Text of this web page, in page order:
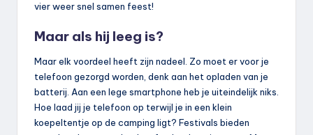
vier weer snel samen feest!
Maar als hij leeg is?
Maar elk voordeel heeft zijn nadeel. Zo moet er voor je
telefoon gezorgd worden, denk aan het opladen van je
batterij. Aan een lege smartphone heb je uiteindelijk niks.
Hoe laad jij je telefoon op terwijl je in een klein
koepeltentje op de camping ligt? Festivals bieden